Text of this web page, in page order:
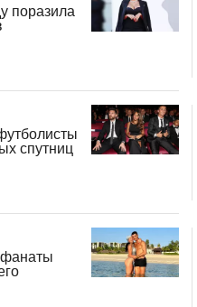
поразила
спутниц